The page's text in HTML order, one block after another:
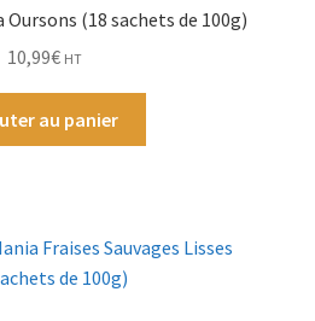
(18 sachets de 100g)
10,99€ HT
au panier